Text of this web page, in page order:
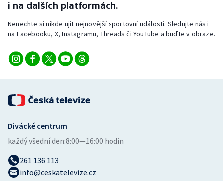
Veslování
Volejbal
i na dalších platformách.
Nenechte si nikde ujít nejnovější sportovní události. Sledujte nás i
na Facebooku, X, Instagramu, Threads či YouTube a buďte v obraze.
Divácké centrum
každý všední den:8:00—16:00 hodin
261 136 113
info@ceskatelevize.cz